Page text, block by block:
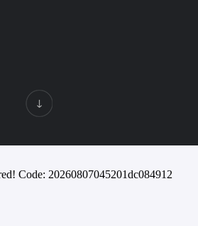
Code: 20260807045201dc084912